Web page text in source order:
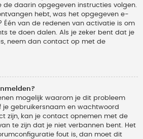
de daarin opgegeven instructies volgen.
hebt, was het opgegeven e-
Één van de redenen van activatie is om
te doen dalen. Als je zeker bent dat je
neem dan contact op met de
mogelijk waarom je dit probleem
je gebruikersnaam en wachtwoord
zijn, kan je contact opnemen met de
te zijn dat je niet verbannen bent. Het
fout is, dan moet dit